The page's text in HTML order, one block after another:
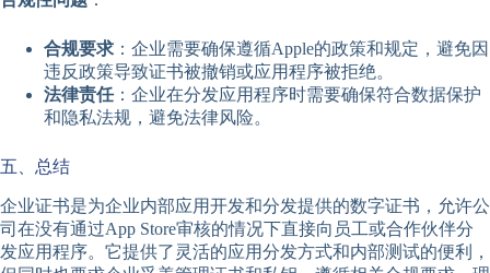
合规要求 ：企业需要确保遵循Apple的政策和规定，避免因
违反政策导致证书被撤销或应用程序被拒绝。
法律责任：企业在分发应用程序时需要确保符合数据保护
和隐私法规，避免法律风险。
五、总结
企业证书是为企业内部应用开发和分发提供的数字证书，允许公
司在没有通过App Store审核的情况下直接向员工或合作伙伴分
发应用程序。它提供了灵活的应用分发方式和内部测试的便利，